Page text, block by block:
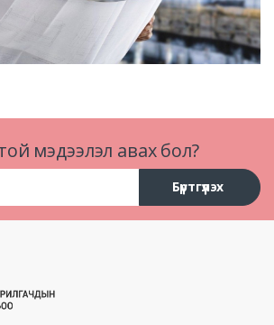
мэдээлэл авах бол?
Бүртгүүлэх